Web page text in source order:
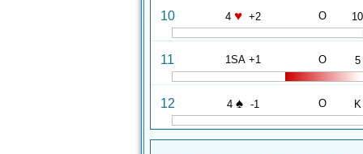
10 4 ♥ +2 O 10
11 1SA +1 O 5
12 4 ♠ -1 O K